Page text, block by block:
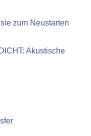
zum Neustarten
Akustische